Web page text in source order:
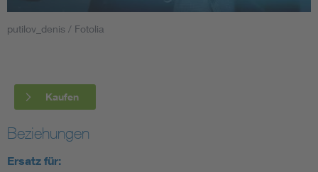
Smart Cities
Blitzschutz: DIN EN 62305 in der Übersicht
Circular Economy für mehr Ressourceneffizienz
putilov_denis / Fotolia
Kaufen
Beziehungen
Ersatz für: